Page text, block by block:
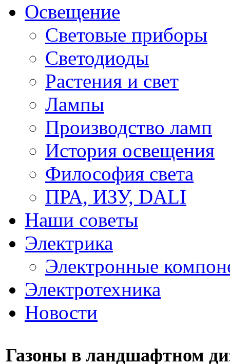
Освещение
Световые приборы
Светодиоды
Растения и свет
Лампы
Производство ламп
История освещения
Философия света
ПРА, ИЗУ, DALI
Наши советы
Электрика
Электронные
Электротехника
Новости
Газоны в ландшафтном